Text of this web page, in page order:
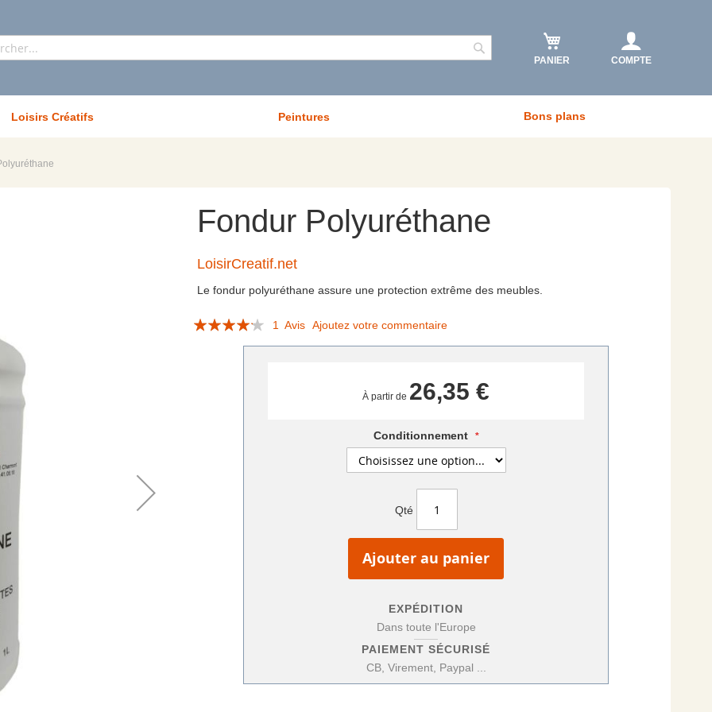
RechercherPANIER COMPTE
Loisirs Créatifs Peintures Bons plans
Fondur Polyuréthane
LoisirCreatif.net
Le fondur polyuréthane assure une protection extrême des meubles.
Évaluation:
1 Avis Ajoutez votre commentaire
À partir de 26,35 €
Conditionnement
Qté
Ajouter au panier
EXPÉDITION
Dans toute l'Europe
PAIEMENT SÉCURISÉ
CB, Virement, Paypal ...